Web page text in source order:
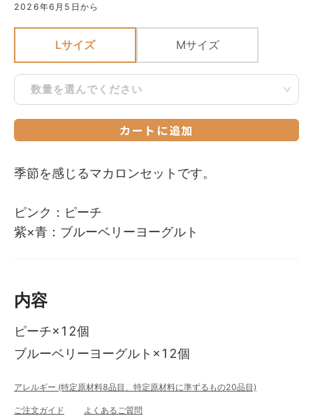
2026年6月5日から
Lサイズ Mサイズ
数量を選んでください
カートに追加
季節を感じるマカロンセットです。
ピンク：ピーチ
紫×青：ブルーベリーヨーグルト
内容
ピーチ×12個
ブルーベリーヨーグルト×12個
アレルギー (特定原材料8品目、特定原材料に準ずるもの20品目)
ご注文ガイド よくあるご質問